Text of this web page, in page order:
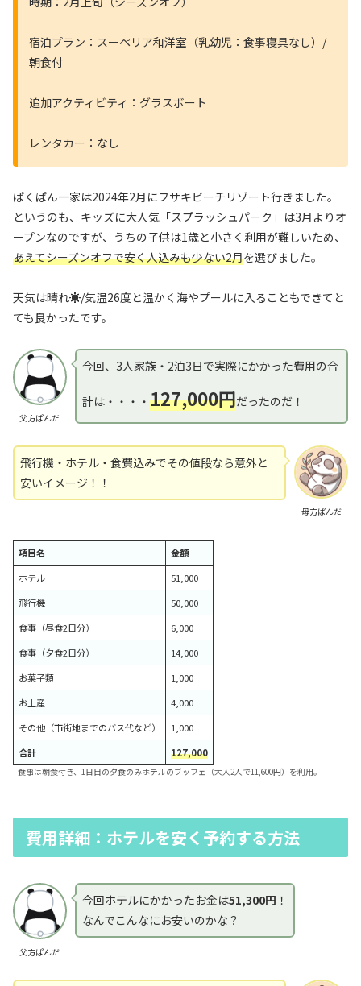
宿泊プラン：スーペリア和洋室（乳幼児：食事寝具なし）/
朝食付
追加アクティビティ：グラスボート
レンタカー：なし
ぱくぱん一家は2024年2月にフサキビーチリゾート行きました。
というのも、キッズに大人気「スプラッシュパーク」は3月よりオ
ープンなのですが、うちの子供は1歳と小さく利用が難しいため、
あえてシーズンオフで安く人込みも少ない2月を選びました。
天気は晴れ☀/気温26度と温かく海やプールに入ることもできてと
ても良かったです。
父方ぱんだ
今回、3人家族・2泊3日で実際にかかった費用の合
計は・・・・ 127,000円だったのだ！
母方ぱんだ
飛行機・ホテル・食費込みでその値段なら意外と
安いイメージ！！
項目名
金額
ホテル
51,000
飛行機
50,000
食事（昼食2日分）
6,000
食事（夕食2日分）
14,000
お菓子類
1,000
お土産
4,000
その他（市街地までのバス代など）
1,000
合計
127,000
食事は朝食付き、1日目の夕食のみホテルのブッフェ（大人2人で11,600円）を利用。
費用詳細：ホテルを安く予約する方法
父方ぱんだ
今回ホテルにかかったお金は51,300円 ！
なんでこんなにお安いのかな？